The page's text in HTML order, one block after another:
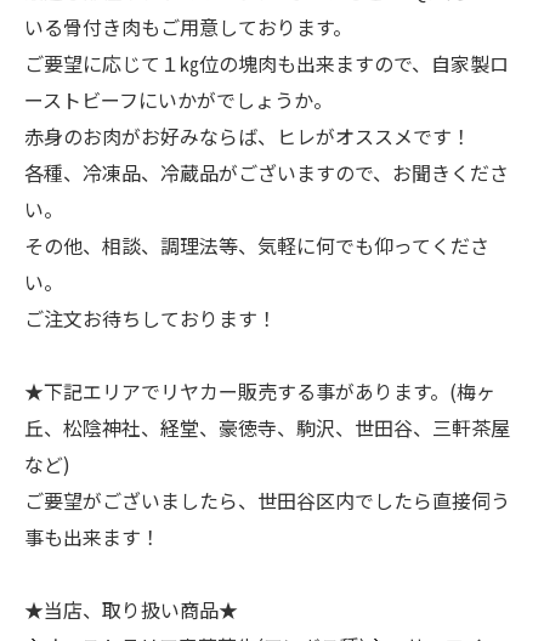
いる骨付き肉もご用意しております。
ご要望に応じて１㎏位の塊肉も出来ますので、自家製ロ
ーストビーフにいかがでしょうか。
赤身のお肉がお好みならば、ヒレがオススメです！
各種、冷凍品、冷蔵品がございますので、お聞きくださ
い。
その他、相談、調理法等、気軽に何でも仰ってくださ
い。
ご注文お待ちしております！
★下記エリアでリヤカー販売する事があります。(梅ヶ
丘、松陰神社、経堂、豪徳寺、駒沢、世田谷、三軒茶屋
など)
ご要望がございましたら、世田谷区内でしたら直接伺う
事も出来ます！
★当店、取り扱い商品★